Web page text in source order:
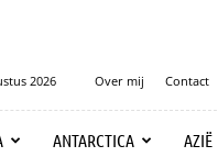
2026 Over mij Contact
ANTARCTICA AZIË